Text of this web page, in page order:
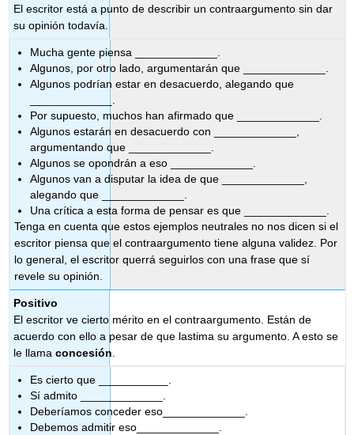
El escritor está a punto de describir un contraargumento sin dar
su opinión todavía.
Mucha gente piensa _____________.
Algunos, por otro lado, argumentarán que _____________.
Algunos podrían estar en desacuerdo, alegando que
Por supuesto, muchos han afirmado que _____________.
Algunos estarán en desacuerdo con _____________,
argumentando que _____________.
Algunos se opondrán a eso _____________.
Algunos van a disputar la idea de que _____________,
alegando que _____________.
Una crítica a esta forma de pensar es que _____________.
Tenga en cuenta que estos ejemplos neutrales no nos dicen si el
escritor piensa que el contraargumento tiene alguna validez. Por
lo general, el escritor querrá seguirlos con una frase que sí
revele su opinión.
Positivo
El escritor ve cierto mérito en el contraargumento. Están de
acuerdo con ello a pesar de que lastima su argumento. A esto se
le llamaconcesión
Es cierto que ___________.
Sí admito _____________.
Deberíamos conceder eso_____________.
Debemos admitir eso_____________.